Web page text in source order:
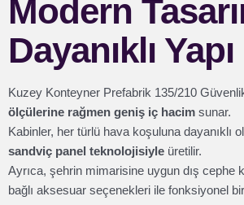
Modern
Dayanıklı Yapı
Kuzey Konteyner Prefabrik 135/210
ölçülerine rağmen geniş iç hacim sunar.
Kabinler, her türlü hava koşuluna dayanıklı
sandviç panel teknolojisiyle üretilir.
Ayrıca, şehrin mimarisine uygun dış cephe
bağlı aksesuar seçenekleri ile fonksiyonel